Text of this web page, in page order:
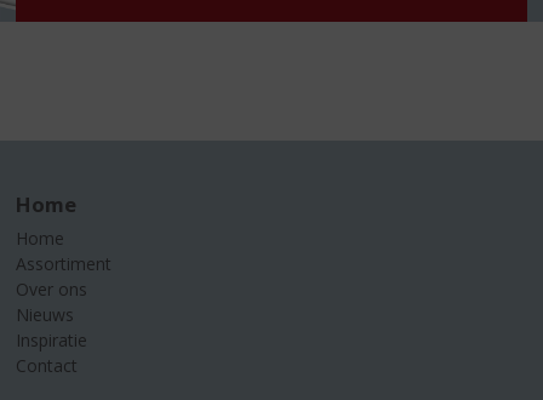
Home
Home
Assortiment
Over ons
Nieuws
Inspiratie
Contact